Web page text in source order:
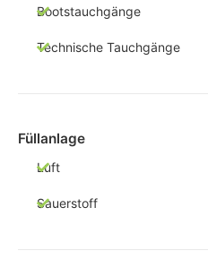
Bootstauchgänge
Technische Tauchgänge
Füllanlage
Luft
Sauerstoff